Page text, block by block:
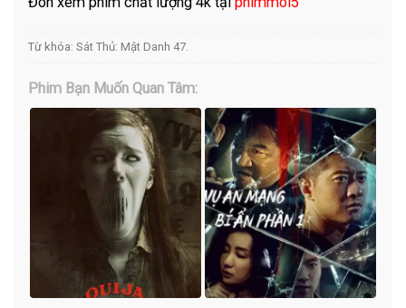
Từ khóa:Sát Thủ: Mật Danh 47
Phim Bạn Muốn Quan Tâm: